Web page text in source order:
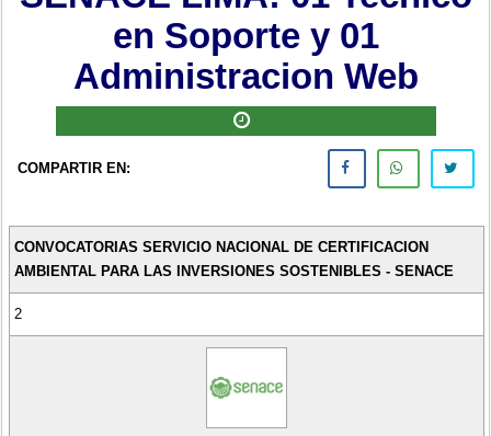
en Soporte y 01
Administracion Web
COMPARTIR EN:
CONVOCATORIAS SERVICIO NACIONAL DE CERTIFICACION
AMBIENTAL PARA LAS INVERSIONES SOSTENIBLES - SENACE
2